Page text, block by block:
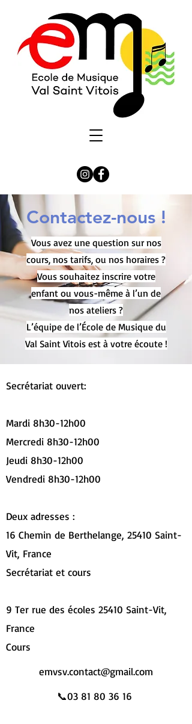
Contactez-nous !
Vous avez une question sur nos
cours, nos tarifs, ou nos horaires ?
Vous souhaitez inscrire votre
enfant ou vous-même à l’un de
nos ateliers ?
L’équipe de l’École de Musique du
Val Saint Vitois est à votre écoute !
Secrétariat ouvert:
Mardi 8h30-12h00
Mercredi 8h30-12h00
Jeudi 8h30-12h00
Vendredi 8h30-12h00
Deux adresses :
16 Chemin de Berthelange, 25410 Saint-
Vit, France
Secrétariat et cours
9 Ter rue des écoles 25410 Saint-Vit,
France
Cours
emvsv.contact@gmail.com
📞03 81 80 36 16